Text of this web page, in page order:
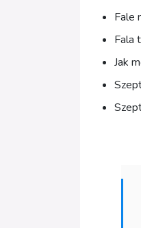
Fale
Fala
Jak